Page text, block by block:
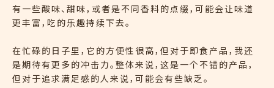
有一些酸味、甜味，或者是不同香料的点缀，可能会让味道
更丰富，吃的乐趣持续下去。
在忙碌的日子里，它的方便性很高，但对于即食产品，我还
是期待有更多的冲击力。整体来说，这是一个不错的产品，
但对于追求满足感的人来说，可能会有些缺乏。